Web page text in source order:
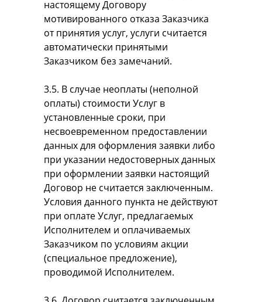
настоящему Договору
мотивированного отказа Заказчика
от принятия услуг, услуги считается
автоматически принятыми
Заказчиком без замечаний.
3.5. В случае неоплаты (неполной
оплаты) стоимости Услуг в
установленные сроки, при
несвоевременном предоставлении
данных для оформления заявки либо
при указании недостоверных данных
при оформлении заявки настоящий
Договор не считается заключенным.
Условия данного пункта не действуют
при оплате Услуг, предлагаемых
Исполнителем и оплачиваемых
Заказчиком по условиям акции
(специальное предложение),
проводимой Исполнителем.